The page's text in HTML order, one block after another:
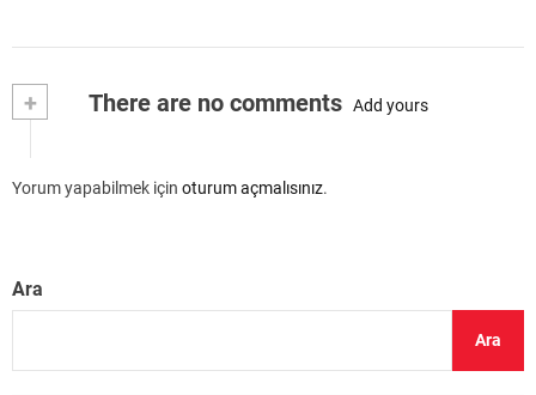
+ There are no comments Add yours
Yorum yapabilmek için oturum açmalısınız.
Ara
Ara